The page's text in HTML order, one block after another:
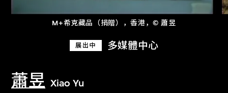
M+希克藏品（捐贈），香港，© 蕭昱
展出中 多媒體中心
蕭昱 Xiao Yu
探索世界顶级的二十及二十一世纪视觉
文化藏品。